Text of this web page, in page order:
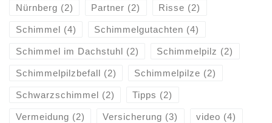
Nürnberg (2) Partner (2) Risse (2)
Schimmel (4) Schimmelgutachten (4)
Schimmel im Dachstuhl (2) Schimmelpilz (2)
Schimmelpilzbefall (2) Schimmelpilze (2)
Schwarzschimmel (2) Tipps (2)
Vermeidung (2) Versicherung (3) video (4)